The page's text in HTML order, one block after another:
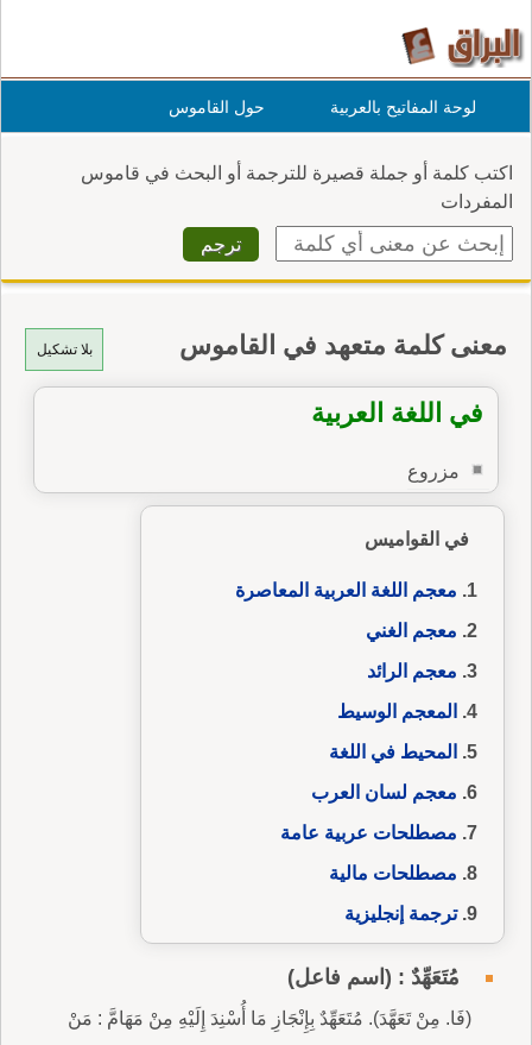
لوحة المفاتيح بالعربية حول القاموس
اكتب كلمة أو جملة قصيرة للترجمة أو البحث في قاموس
المفردات
بلا تشكيل معنى كلمة متعهد في القاموس
في اللغة العربية
مزروع
في القواميس
معجم اللغة العربية المعاصرة
معجم الغني
معجم الرائد
المعجم الوسيط
المحيط في اللغة
معجم لسان العرب
مصطلحات عربية عامة
مصطلحات مالية
ترجمة إنجليزية
مُتَعَهِّدٌ : (اسم فاعل)
(فَا. مِنْ تَعَهَّدَ). مُتَعَهِّدٌ بِإِنْجَازِ مَا أُسْنِدَ إِلَيْهِ مِنْ مَهَامَّ : مَنْ